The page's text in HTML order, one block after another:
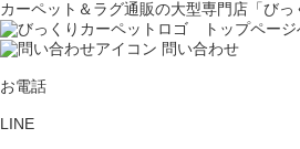
カーペット＆ラグ通販の大型専門店「びっ
問い合わせ
お電話
LINE